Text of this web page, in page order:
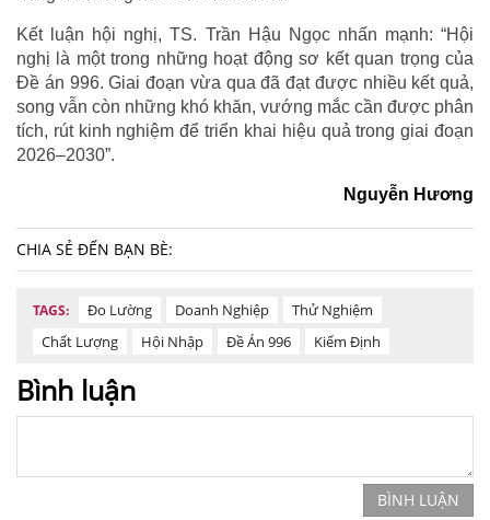
Kết luận hội nghị, TS. Trần Hậu Ngọc nhấn mạnh: “Hội
nghị là một trong những hoạt động sơ kết quan trọng của
Đề án 996. Giai đoạn vừa qua đã đạt được nhiều kết quả,
song vẫn còn những khó khăn, vướng mắc cần được phân
tích, rút kinh nghiệm để triển khai hiệu quả trong giai đoạn
2026–2030”.
Nguyễn Hương
CHIA SẺ ĐẾN BẠN BÈ:
TAGS: Đo Lường Doanh Nghiệp
Thử Nghiệm
Chất Lượng
Hội Nhập Đề Án 996 Kiểm Định
Bình luận
BÌNH LUẬN